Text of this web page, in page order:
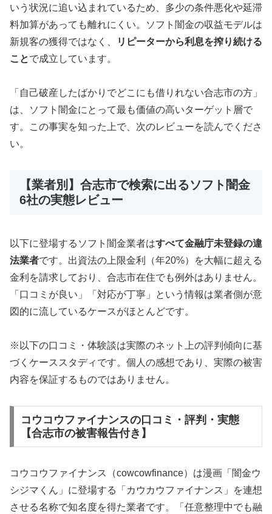
いう状況に追い込まれているため、多少の条件悪化や延滞
料加算があっても離れにくい。ソフト闇金の収益モデルは
新規客の獲得ではなく、
リピーターから利息を搾り続ける
ことで成立しています。
「自己破産したばかりでどこにも借りれない合志市の方」
は、ソフト闇金にとって最も価値の高いターゲット層で
す。この事実を知った上で、次のレビューを読んでくださ
い。
【業者別】合志市で検索に出るソフト闇金
6社の実態レビュー
以下に登場するソフト闇金業者はすべて金融庁未登録の違
法業者です。出資法の上限金利（年20%）を大幅に超える
金利を請求しており、合志市在住でも例外はありません。
「口コミが良い」「対応が丁寧」という情報は業者側が意
図的に流しているケースがほとんどです。
※以下の口コミ・体験談は実際のネット上の評判傾向に基
づくケーススタディです。個人の感想であり、実際の被害
内容を保証するものではありません。
コウコウファイナンスの口コミ・評判・実態
【合志市の被害報告付き】
コウコウファイナンス（cowcowfinance）は漫画「闇金ウ
シジマくん」に登場する「カウカウファイナンス」を連想
させる名称で知名度を得た業者です。「任意整理中でも融